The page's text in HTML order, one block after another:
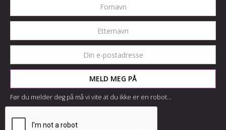
Før du melder deg på må vi vite at du ikke er en robot...